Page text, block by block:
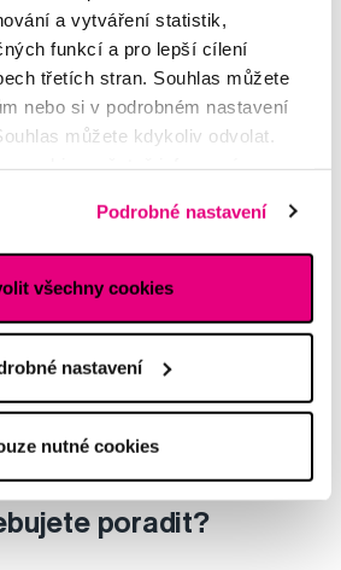
a vytváření statistik,
funkcí a pro lepší cílení
třetích stran. Souhlas můžete
nebo si v podrobném nastavení
můžete kdykoliv odvolat.
Podrobné nastavení
všechny cookies
nastavení
nutné cookies
s černým uhlím
najdete v naší poradně
poradit?